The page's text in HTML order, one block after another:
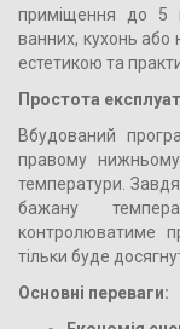
приміщення до 5
ванних, кухонь або
естетикою та
Простота
Вбудований
правому
температури.
бажану
контролюватиме
тільки буде
Основні переваги: